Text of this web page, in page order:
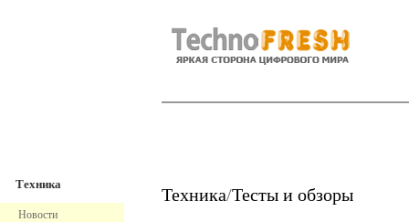
Техника
Новости
Техника/Тесты и обзоры